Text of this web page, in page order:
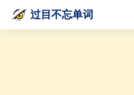
过目不忘单词